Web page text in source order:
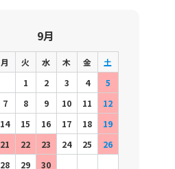
9月
月 火 水 木 金
土
1
2 3 4
5
7 8 9 10 11
12
14 15 16 17 18
19
21 22 23 24 25
26
28 29 30